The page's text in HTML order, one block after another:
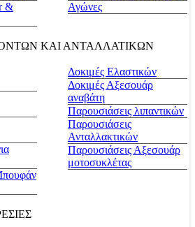
&
Αγώνες
ΚΑΙ ΑΝΤΑΛΛΑΤΙΚΩΝ
Δοκιμές Ελαστικών
Δοκιμές Αξεσουάρ
αναβάτη
Παρουσιάσεις λιπαντικών
Παρουσιάσεις
Ανταλλακτικών
Παρουσιάσεις Αξεσουάρ
μοτοσυκλέτας